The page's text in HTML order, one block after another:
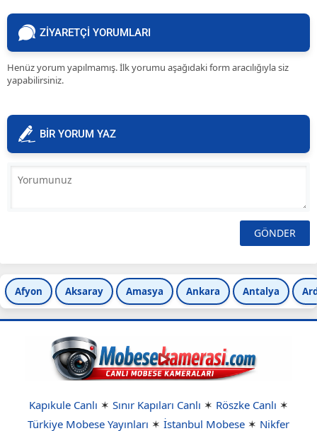
ZİYARETÇİ YORUMLARI
Henüz yorum yapılmamış. İlk yorumu aşağıdaki form aracılığıyla siz
yapabilirsiniz.
BİR YORUM YAZ
Afyon Aksaray Amasya Ankara Antalya
Kapıkule Canlı ✶ Sınır Kapıları Canlı ✶ Röszke Canlı ✶
Türkiye Mobese Yayınları ✶ İstanbul Mobese ✶ Nikfer